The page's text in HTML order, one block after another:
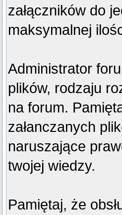
załączników do
maksymalnej
Administrator
plików, rodzaju
na forum.
załanczanych
naruszające
twojej wiedzy.
Pamiętaj, że